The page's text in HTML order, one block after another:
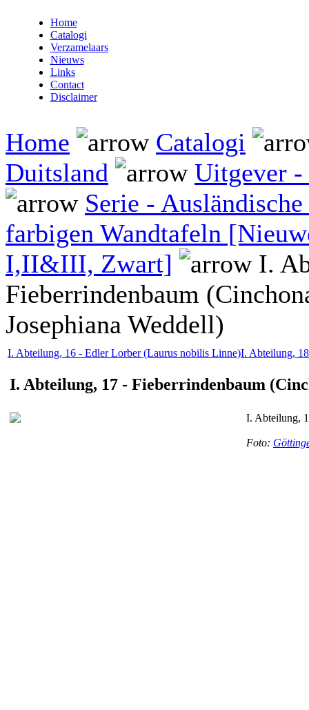
Home
Catalogi
Verzamelaars
Nieuws
Links
Contact
Disclaimer
Home
Catalogi
Duitsland
Uitgever
Serie -
farbigen Wandtafeln
I,II&III, Zwart]
I.
Fieberrindenbaum
Josephiana Weddell)
I. Abteilung, 16 - Edler Lorber (Laurus nobilis Linne)I. Abteilung,
I. Abteilung, 17 - Fieberrindenbaum
I. Abteilung,
Foto: